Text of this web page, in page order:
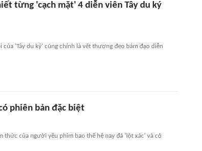
từng 'cạch mặt' 4 diễn viên Tây du ký
của 'Tây du ký' cũng chính là vết thương đeo bám đạo diễn
phiên bản đặc biệt
thức của người yêu phim bao thế hệ nay đã 'lột xác' và có